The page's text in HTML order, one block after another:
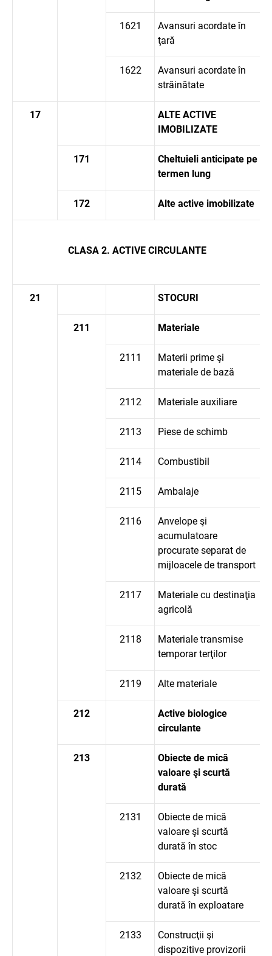
1621
Avansuri acordate în
ţară
1622
Avansuri acordate în
străinătate
17
ALTE ACTIVE
IMOBILIZATE
171
Cheltuieli anticipate pe
termen lung
172 Alte active imobilizate
CLASA 2. ACTIVE CIRCULANTE
21 STOCURI
211 Materiale
2111
Materii prime şi
materiale de bază
2112 Materiale auxiliare
2113 Piese de schimb
2114 Combustibil
2115 Ambalaje
2116
Anvelope şi
acumulatoare
procurate separat de
mijloacele de transport
2117
Materiale cu destinaţia
agricolă
2118
Materiale transmise
temporar terţilor
2119 Alte materiale
212
Active biologice
circulante
213
Obiecte de mică
valoare şi scurtă
durată
2131
Obiecte de mică
valoare şi scurtă
durată în stoc
2132
Obiecte de mică
valoare şi scurtă
durată în exploatare
2133
Construcţii şi
dispozitive provizorii